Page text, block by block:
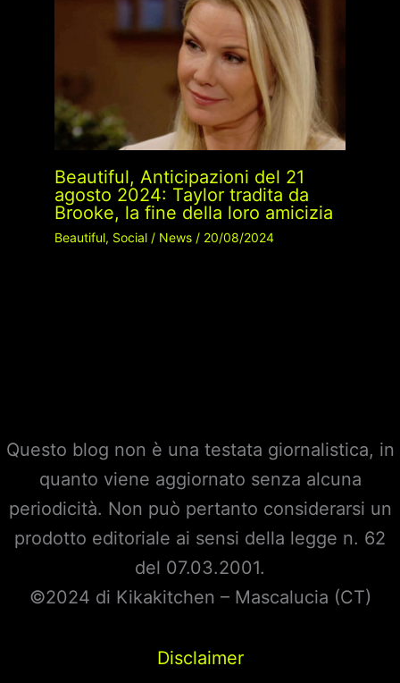
Beautiful, Anticipazioni del 21
agosto 2024: Taylor tradita da
Brooke, la fine della loro amicizia
Beautiful, Social/ News/ 20/08/2024
Questo blog non è una testata giornalistica, in
quanto viene aggiornato senza alcuna
periodicità. Non può pertanto considerarsi un
prodotto editoriale ai sensi della legge n. 62
del 07.03.2001.
©2024 di Kikakitchen – Mascalucia (CT)
Disclaimer